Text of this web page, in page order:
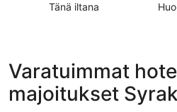
Tänä iltana
hinnat
täksi
illaksi
eli
eli
9.8.
Varatuimmat
majoitukset